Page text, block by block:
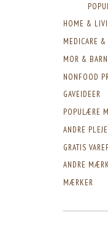
HOME &
MEDICARE
MOR & BARN
NONFOOD
GAVEIDEER
POPULÆRE
ANDRE
GRATIS
ANDRE
MÆRKER